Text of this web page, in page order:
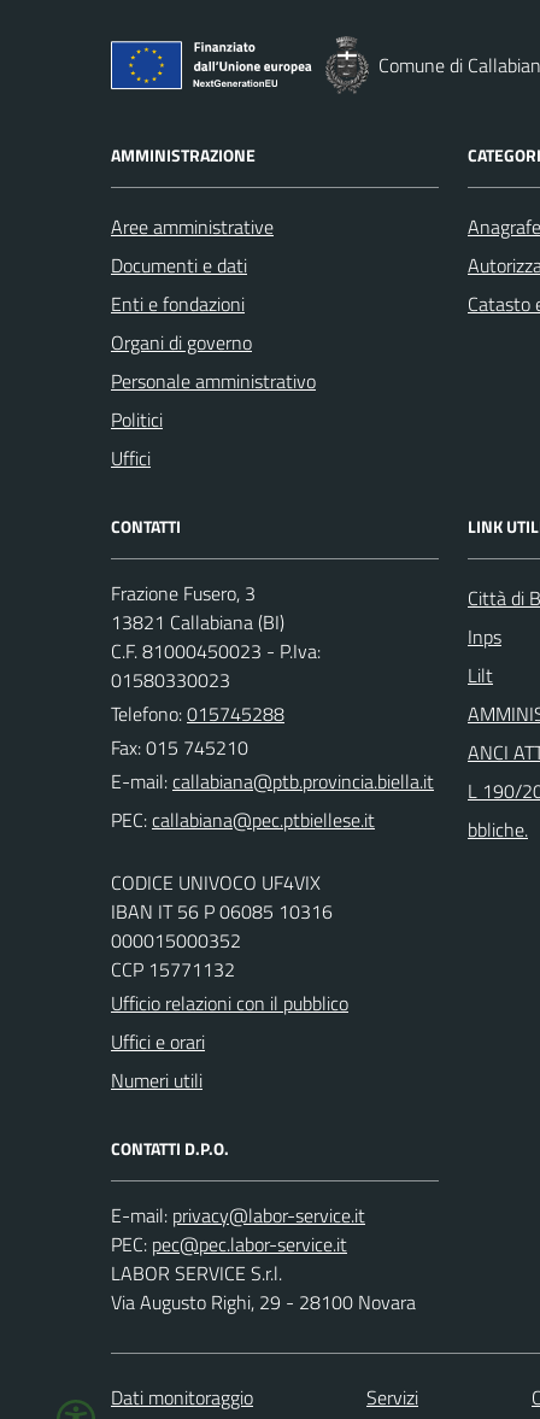
Comune di
AMMINISTRAZIONE
Aree amministrative
Documenti e dati
Enti e fondazioni
Organi di governo
Personale amministrativo
Politici
Uffici
Catasto
CONTATTI
Frazione Fusero, 3
13821 Callabiana (BI)
C.F. 81000450023 - P.Iva:
01580330023
Telefono:015745288
Fax: 015 745210
E-mail:
PEC:
CODICE UNIVOCO UF4VIX
IBAN IT 56 P 06085 10316
000015000352
CCP 15771132
Ufficio relazioni con il pubblico
Uffici e orari
Numeri utili
CONTATTI D.P.O.
E-mail:
PEC:
LABOR SERVICE S.r.l.
Via Augusto Righi, 29 - 28100 Novara
LINK
Città di
Inps
Lilt
ANCI
L 190/
bbliche.
Dati monitoraggio Servizi